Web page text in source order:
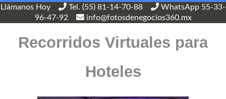
Llámanos Hoy Tel. (55) 81-14-70-88
WhatsApp 55-33-
96-47-92
info@fotosdenegocios360.mx
Recorridos Virtuales para
Hoteles